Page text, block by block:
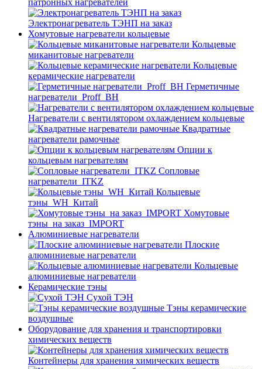
патронных нагревателей
Электронагреватель ТЭНП на заказ
Хомутовые нагреватели кольцевые
Кольцевые
миканитовые нагреватели
Кольцевые
керамические нагреватели
Герметичные
нагреватели_Proff_BH
Нагреватели с вентилятором охлаждением кольцевые
Квадратные
нагреватели рамочные
Опции к
кольцевым нагревателям
Cопловые
нагреватели_ITKZ
Кольцевые
тэны_WH_Китай
Хомутовые
тэны_на заказ_IMPORT
Алюминиевые нагреватели
Плоские
алюминиевые нагреватели
Кольцевые
алюминиевые нагреватели
Керамические тэны
Сухой ТЭН
Тэны керамические
воздушные
Оборудование для хранения и транспортировки
химических веществ
Контейнеры для хранения химических веществ